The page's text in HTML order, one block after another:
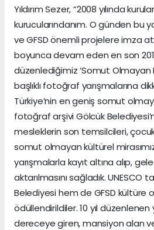
Yıldırım Sezer, “2008 yılında
kurucularındanım. O günden bu
ve GFSD önemli projelere imza
boyunca devam eden en son
düzenlediğimiz ‘Somut Olmayan
başlıklı fotoğraf yarışmalarına
Türkiye’nin en geniş somut
fotoğraf arşivi Gölcük
mesleklerin son temsilcileri,
somut olmayan kültürel
yarışmalarla kayıt altına alıp,
aktarılmasını sağladık.
Belediyesi hem de GFSD kültüre
ödüllendirildiler. 10 yıl
dereceye giren, mansiyon alan